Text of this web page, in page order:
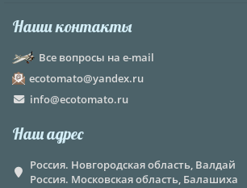
Наши контакты
Все вопросы на e-mail
ecotomato@yandex.ru
info@ecotomato.ru
Наш адрес
Россия. Новгородская область, Валдай
Россия. Московская область, Балашиха